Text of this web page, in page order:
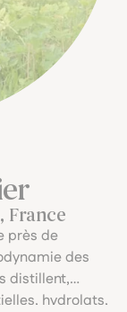
France
près de
des
distillent,
hydrolats,